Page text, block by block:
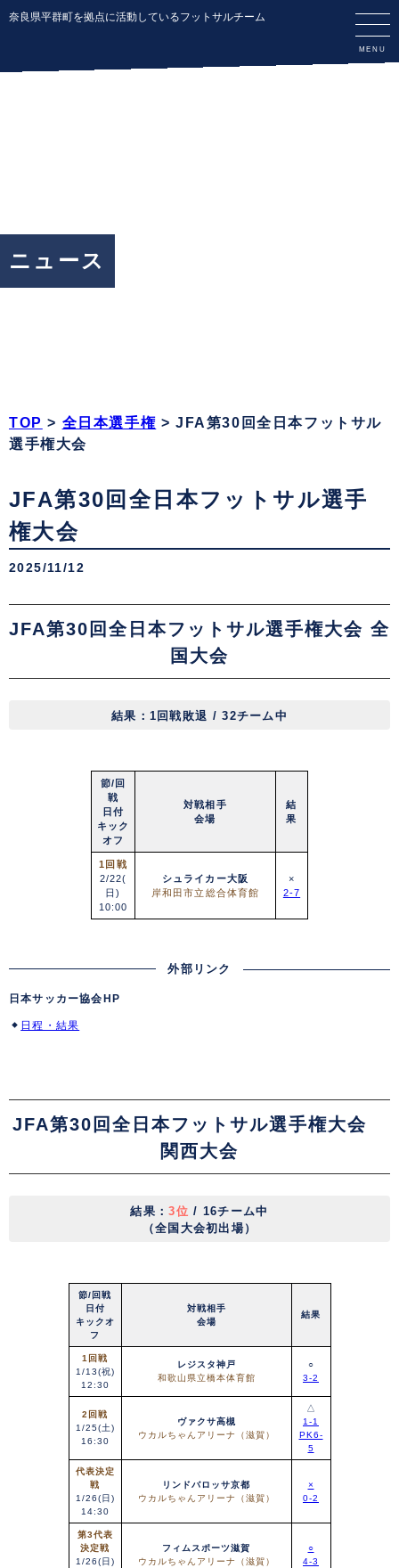
奈良県平群町を拠点に活動しているフットサルチーム
ニュース
TOP > 全日本選手権 >JFA第30回全日本フットサル
選手権大会
JFA第30回全日本フットサル選手
権大会
2025/11/12
JFA第30回全日本フットサル選手権大会 全
国大会
結果： 1回戦敗退 / 32チーム中
節/回
戦
日付
キック
オフ
対戦相手
会場
結
果
1回戦
2/22(
日)
10:00
シュライカー大阪
岸和田市立総合体育館
×
2-7
外部リンク
日本サッカー協会HP
日程・結果
JFA第30回全日本フットサル選手権大会
関西大会
結果：3位 / 16チーム中
（全国大会初出場）
節/回戦
日付
キックオ
フ
対戦相手
会場
結果
1回戦
1/13(祝)
12:30
レジスタ神戸
和歌山県立橋本体育館
○
3-2
2回戦
1/25(土)
16:30
ヴァクサ高槻
ウカルちゃんアリーナ（滋賀）
△
1-1
PK6-
5
代表決定
戦
1/26(日)
14:30
リンドバロッサ京都
ウカルちゃんアリーナ（滋賀）
×
0-2
第3代表
決定戦
1/26(日)
フィムスポーツ滋賀
ウカルちゃんアリーナ（滋賀）
○
4-3